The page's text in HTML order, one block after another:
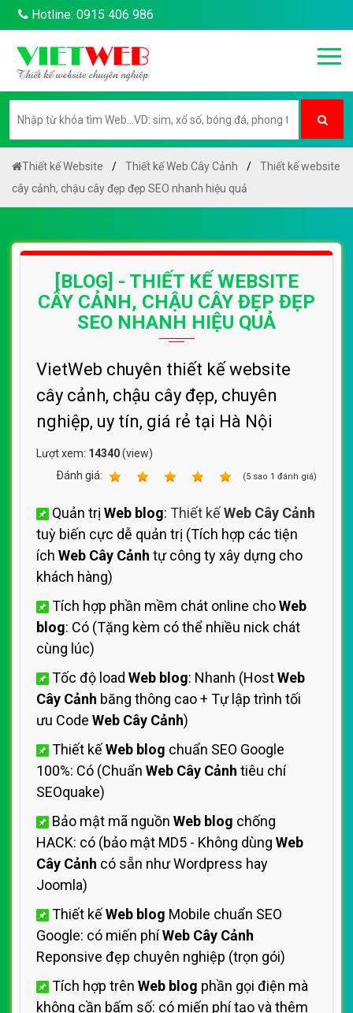
Hotline: 0915 406 986
Thiết kế Website Thiết kế Web Cây Cảnh
Thiết kế website
cây cảnh, chậu cây đẹp đẹp SEO nhanh hiệu quả
[BLOG] - THIẾT KẾ WEBSITE
CÂY CẢNH, CHẬU CÂY ĐẸP ĐẸP
SEO NHANH HIỆU QUẢ
VietWeb chuyên thiết kế website
cây cảnh, chậu cây đẹp, chuyên
nghiệp, uy tín, giá rẻ tại Hà Nội
Lượt xem: 14340(view)
Ðánh giá:
(5 sao 1 đánh giá)
Quản trị Web blog: Thiết kếWeb Cây Cảnh
tuỳ biến cực dễ quản trị (Tích hợp các tiện
ích Web Cây Cảnh tự công ty xây dựng cho
khách hàng)
Tích hợp phần mềm chát online choWeb
blog: Có (Tặng kèm có thể nhiều nick chát
cùng lúc)
Tốc độ load Web blog: Nhanh (HostWeb
Cây Cảnh băng thông cao + Tự lập trình tối
ưu Code Web Cây Cảnh)
Thiết kếWeb blog chuẩn SEO Google
100%: Có (Chuẩn Web Cây Cảnh tiêu chí
SEOquake)
Bảo mật mã nguồn Web blog chống
HACK: có (bảo mật MD5 - Không dùng Web
Cây Cảnh có sẵn như Wordpress hay
Joomla)
Thiết kếWeb blog Mobile chuẩn SEO
Google: có miến phíWeb Cây Cảnh
Reponsive đẹp chuyên nghiệp (trọn gói)
Tích hợp trên Web blog phần gọi điện mà
không cần bấm số: có miến phí tạo và thêm